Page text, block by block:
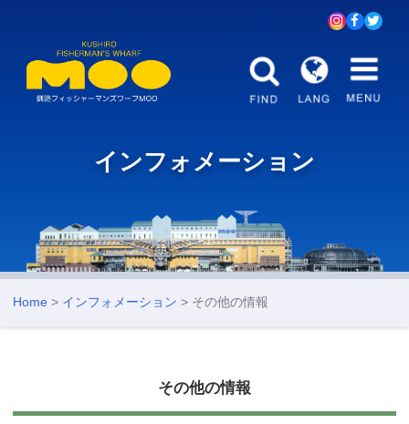
インフォメーション
Home > インフォメーション > その他の情報
その他の情報